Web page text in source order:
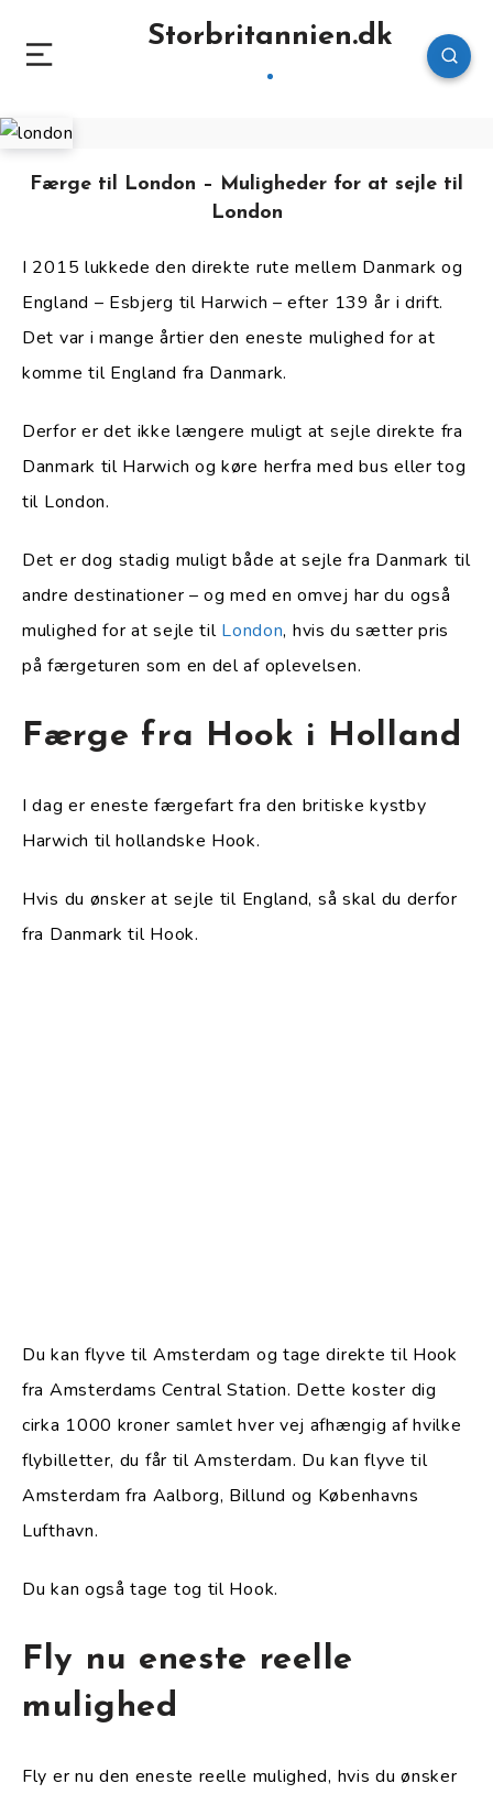
Storbritannien.dk
Færge til London – Muligheder for at sejle til
London
I 2015 lukkede den direkte rute mellem Danmark og
England – Esbjerg til Harwich – efter 139 år i drift.
Det var i mange årtier den eneste mulighed for at
komme til England fra Danmark.
Derfor er det ikke længere muligt at sejle direkte fra
Danmark til Harwich og køre herfra med bus eller tog
til London.
Det er dog stadig muligt både at sejle fra Danmark til
andre destinationer – og med en omvej har du også
mulighed for at sejle til London, hvis du sætter pris
på færgeturen som en del af oplevelsen.
Færge fra Hook i Holland
I dag er eneste færgefart fra den britiske kystby
Harwich til hollandske Hook.
Hvis du ønsker at sejle til England, så skal du derfor
fra Danmark til Hook.
Du kan flyve til Amsterdam og tage direkte til Hook
fra Amsterdams Central Station. Dette koster dig
cirka 1000 kroner samlet hver vej afhængig af hvilke
flybilletter, du får til Amsterdam. Du kan flyve til
Amsterdam fra Aalborg, Billund og Københavns
Lufthavn.
Du kan også tage tog til Hook.
Fly nu eneste reelle
mulighed
Fly er nu den eneste reelle mulighed, hvis du ønsker